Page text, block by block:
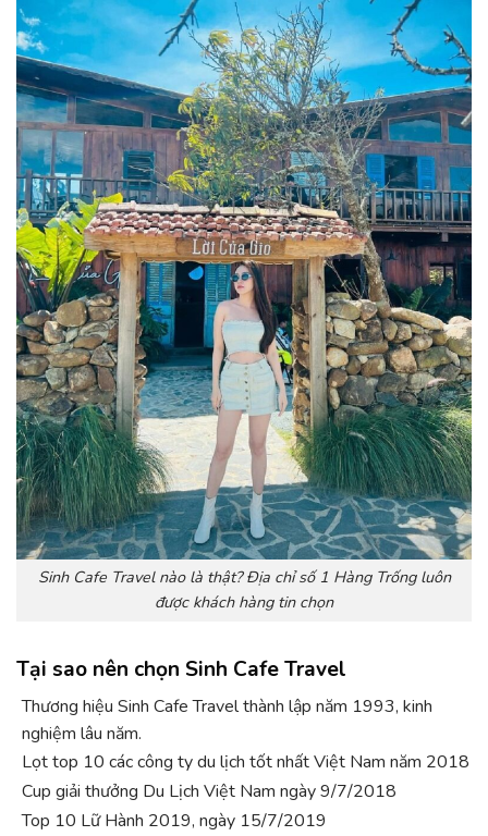
Sinh Cafe Travel nào là thật? Địa chỉ số 1 Hàng Trống luôn
được khách hàng tin chọn
Tại sao nên chọn Sinh Cafe Travel
Thương hiệu Sinh Cafe Travel thành lập năm 1993, kinh
nghiệm lâu năm.
Lọt top 10 các công ty du lịch tốt nhất Việt Nam năm 2018
Cup giải thưởng Du Lịch Việt Nam ngày 9/7/2018
Top 10 Lữ Hành 2019, ngày 15/7/2019